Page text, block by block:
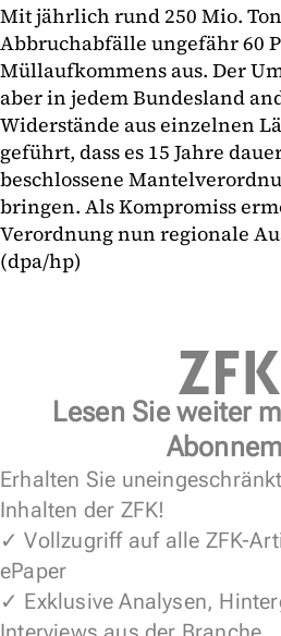
Mit jährlich rund 250 Mio.
Abbruchabfälle ungefähr 60
Müllaufkommens aus. Der
aber in jedem Bundesland
Widerstände aus einzelnen
geführt, dass es 15 Jahre
beschlossene
bringen. Als Kompromiss
Verordnung nun regionale
(dpa/hp)
Lesen Sie weiter
Erhalten Sie
Inhalten der ZFK!
✓ Vollzugriff auf alle ZFK-
ePaper
✓ Exklusive Analysen,